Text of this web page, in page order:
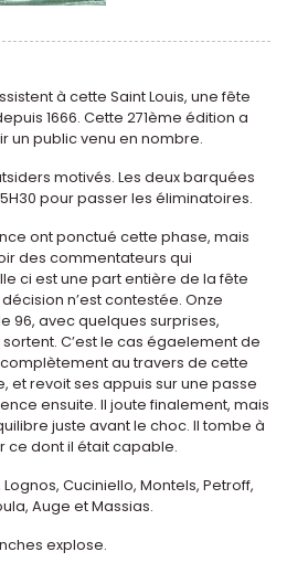
à cette Saint Louis, une fête
1666. Cette 271ème édition a
un public venu en nombre.
motivés. Les deux barquées
pour passer les éliminatoires.
ont ponctué cette phase, mais
des commentateurs qui
ci est une part entière de la fête
n’est contestée. Onze
96, avec quelques surprises,
C’est le cas égaelement de
au travers de cette
et revoit ses appuis sur une passe
ensuite. Il joute finalement, mais
juste avant le choc. Il tombe à
ce dont il était capable.
Cuciniello, Montels, Petroff,
Auge et Massias.
explose.